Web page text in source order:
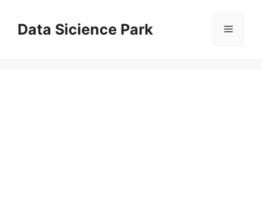
Data Sicience Park メ